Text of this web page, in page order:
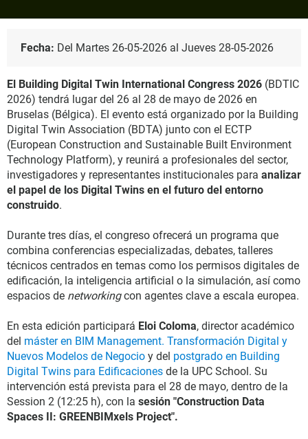
Fecha: Del Martes 26-05-2026 al Jueves 28-05-2026
El Building Digital Twin International Congress 2026 (BDTIC
2026) tendrá lugar del 26 al 28 de mayo de 2026 en
Bruselas (Bélgica). El evento está organizado por la Building
Digital Twin Association (BDTA) junto con el ECTP
(European Construction and Sustainable Built Environment
Technology Platform), y reunirá a profesionales del sector,
investigadores y representantes institucionales para analizar
el papel de los Digital Twins en el futuro del entorno
construido.
Durante tres días, el congreso ofrecerá un programa que
combina conferencias especializadas, debates, talleres
técnicos centrados en temas como los permisos digitales de
edificación, la inteligencia artificial o la simulación, así como
espacios de networkingcon agentes clave a escala europea.
En esta edición participará Eloi Coloma, director académico
del máster en BIM Management. Transformación Digital y
Nuevos Modelos de Negocio y del postgrado en Building
Digital Twins para Edificaciones de la UPC School. Su
intervención está prevista para el 28 de mayo, dentro de la
Session 2 (12:25 h), con la sesión "Construction Data
Spaces II: GREENBIMxels Project".